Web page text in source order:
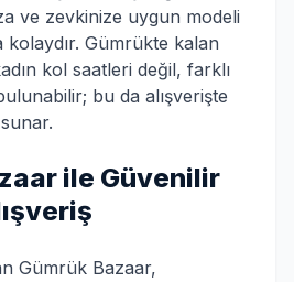
ve zevkinize uygun modeli
kolaydır. Gümrükte kalan
kol saatleri değil, farklı
bu da alışverişte
ile Güvenilir
Gümrük Bazaar,